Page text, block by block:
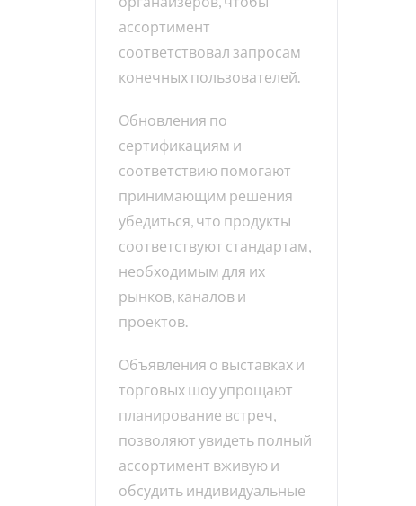
ассортимент
соответствовал запросам
конечных пользователей.
Обновления по
сертификациям и
соответствию помогают
принимающим решения
убедиться, что продукты
соответствуют стандартам,
необходимым для их
рынков, каналов и
проектов.
Объявления о выставках и
торговых шоу упрощают
планирование встреч,
позволяют увидеть полный
ассортимент вживую и
обсудить индивидуальные